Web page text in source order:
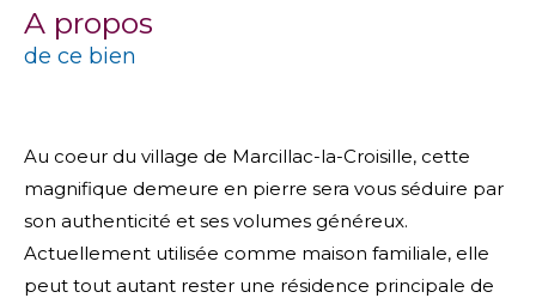
a propos
de ce bien
Au coeur du village de Marcillac-la-Croisille, cette
magnifique demeure en pierre sera vous séduire par
son authenticité et ses volumes généreux.
Actuellement utilisée comme maison familiale, elle
peut tout autant rester une résidence principale de